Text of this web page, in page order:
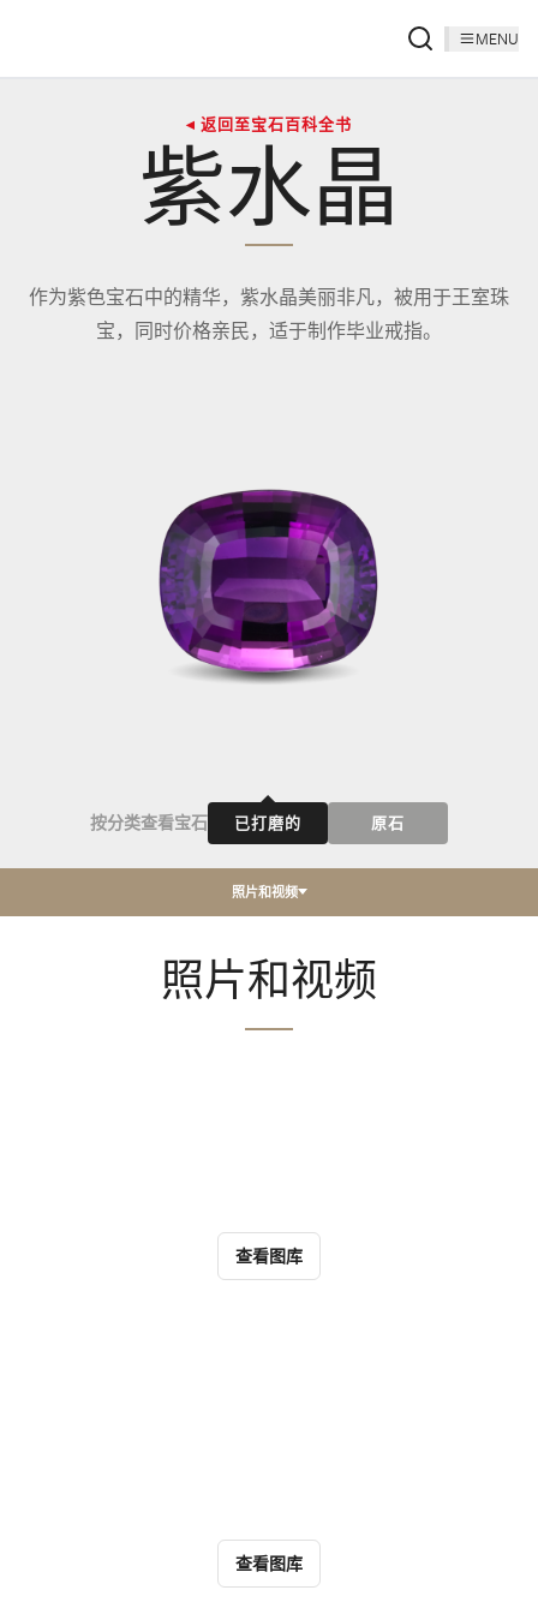
MENU
◂ 返回至宝石百科全书
紫水晶
作为紫色宝石中的精华，紫水晶美丽非凡，被用于王室珠
宝，同时价格亲民，适于制作毕业戒指。
按分类查看宝石 已打磨的 原石
照片和视频
照片和视频
查看图库
查看图库